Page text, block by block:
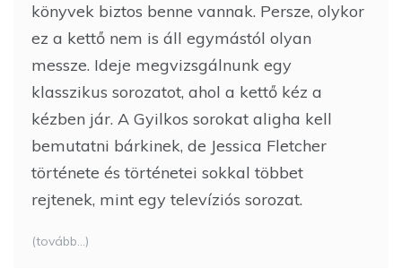
könyvek biztos benne vannak. Persze, olykor
ez a kettő nem is áll egymástól olyan
messze. Ideje megvizsgálnunk egy
klasszikus sorozatot, ahol a kettő kéz a
kézben jár. A Gyilkos sorokat aligha kell
bemutatni bárkinek, de Jessica Fletcher
története és történetei sokkal többet
rejtenek, mint egy televíziós sorozat.
(tovább…)